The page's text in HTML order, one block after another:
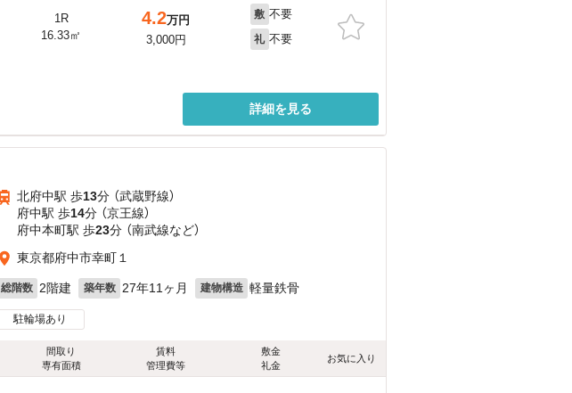
1R
16.33㎡
4.2万円
3,000円
敷 不要
礼 不要
詳細を見る
北府中駅 歩13分 （武蔵野線）
府中駅 歩14分 （京王線）
府中本町駅 歩23分 （南武線など）
東京都府中市幸町１
総階数 2階建 築年数 27年11ヶ月 建物構造 軽量鉄骨
駐輪場あり
間取り
専有面積
賃料
管理費等
敷金
礼金
お気に入り